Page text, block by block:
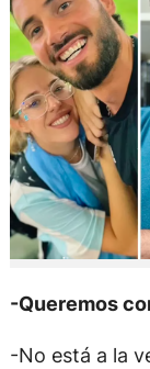
-Queremos
-No está a la